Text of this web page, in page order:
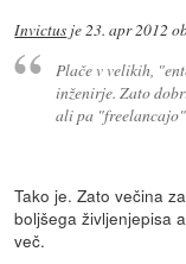
Invictus je23. apr 2012
Plače v velikih,
inženirje. Zato
ali pa "freelancajo"
Tako je. Zato večina
boljšega življenjepisa
več.